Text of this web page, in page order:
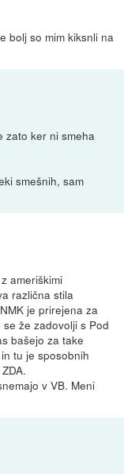
bolj so mim kiksnli na
zato ker ni smeha
smešnih, sam
ameriškimi
različna stila
je prirejena za
že zadovolji s Pod
bašejo za take
tu je sposobnih
v VB. Meni